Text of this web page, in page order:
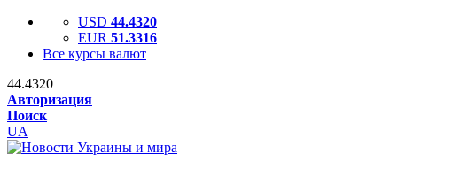
USD 44.4320
EUR 51.3316
Все курсы валют
44.4320
Авторизация
Поиск
UA